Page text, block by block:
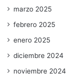
marzo 2025
febrero 2025
enero 2025
diciembre 2024
noviembre 2024